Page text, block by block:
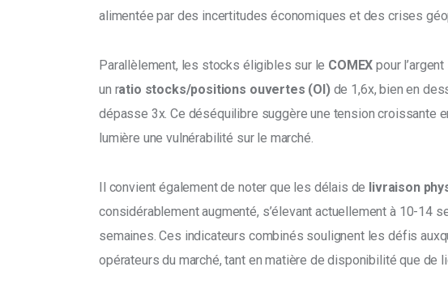
alimentée par des incertitudes économiques et des crises
Parallèlement, les stocks éligibles sur le COMEX pour
un ratio stocks/positions ouvertes (OI) de 1,6x, bien en
dépasse 3x. Ce déséquilibre suggère une tension croissante
lumière une vulnérabilité sur le marché.
Il convient également de noter que les délais de livraison
considérablement augmenté, s’élevant actuellement à 10-14
semaines. Ces indicateurs combinés soulignent les défis
opérateurs du marché, tant en matière de disponibilité que de